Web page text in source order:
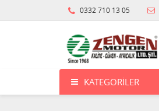
0332 710 13 05
KATEGORILER